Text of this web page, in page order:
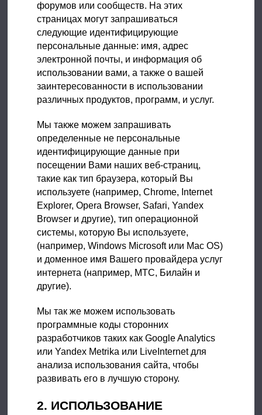
форумов или сообществ. На этих
страницах могут запрашиваться
следующие идентифицирующие
персональные данные: имя, адрес
электронной почты, и информация об
использовании вами, а также о вашей
заинтересованности в использовании
различных продуктов, программ, и услуг.
Мы также можем запрашивать
определенные не персональные
идентифицирующие данные при
посещении Вами наших веб-страниц,
такие как тип браузера, который Вы
используете (например, Chrome, Internet
Explorer, Opera Browser, Safari, Yandex
Browser и другие), тип операционной
системы, которую Вы используете,
(например, Windows Microsoft или Mac OS)
и доменное имя Вашего провайдера услуг
интернета (например, МТС, Билайн и
другие).
Мы так же можем использовать
программные коды сторонних
разработчиков таких как Google Analytics
или Yandex Metrika или LiveInternet для
анализа использования сайта, чтобы
развивать его в лучшую сторону.
2. ИСПОЛЬЗОВАНИЕ